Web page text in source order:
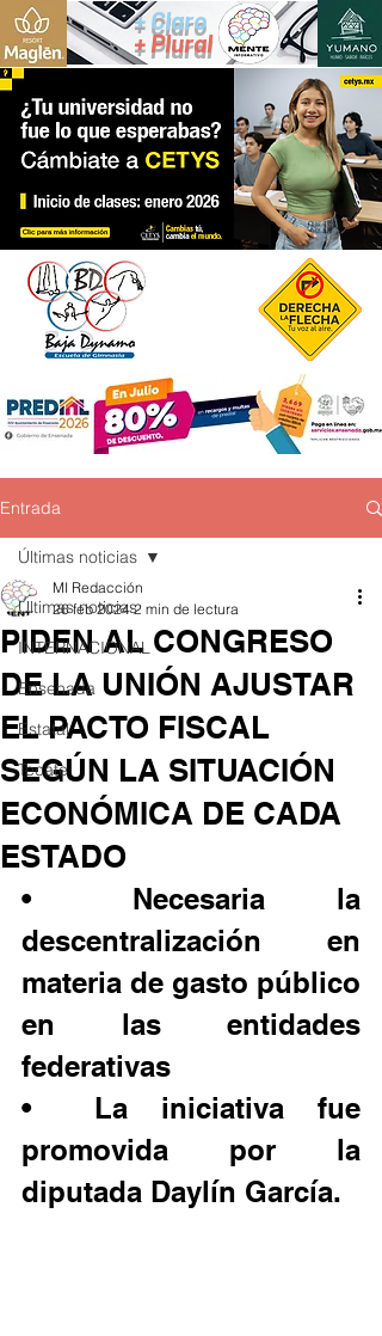
+ Claro
+ Plural
Entrada
Últimas noticias
INTERNACIONAL
Ensenada
Estatal
Tecate
Últimas noticias
PIDEN AL CONGRESO
DE LA UNIÓN AJUSTAR
EL PACTO FISCAL
SEGÚN LA SITUACIÓN
ECONÓMICA DE CADA
ESTADO
MI Redacción
26 feb 2024 2 min de lectura
•	Necesaria la
descentralización en
materia de gasto público
en las entidades
federativas
•	La iniciativa fue
promovida por la
diputada Daylín García.